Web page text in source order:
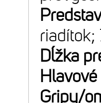
riadítok;
Dĺžka
Gripy/